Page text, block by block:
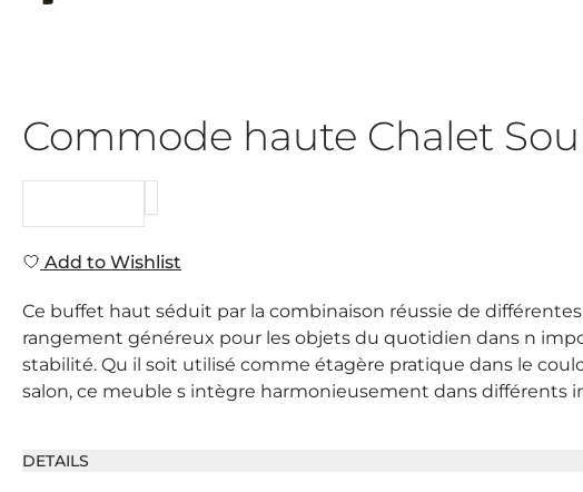
Commode haute Chalet
Add to Wishlist
Ce buffet haut séduit par la combinaison réussie de
rangement généreux pour les objets du quotidien dans n
stabilité. Qu il soit utilisé comme étagère pratique dans le
salon, ce meuble s intègre harmonieusement dans différents
DETAILS